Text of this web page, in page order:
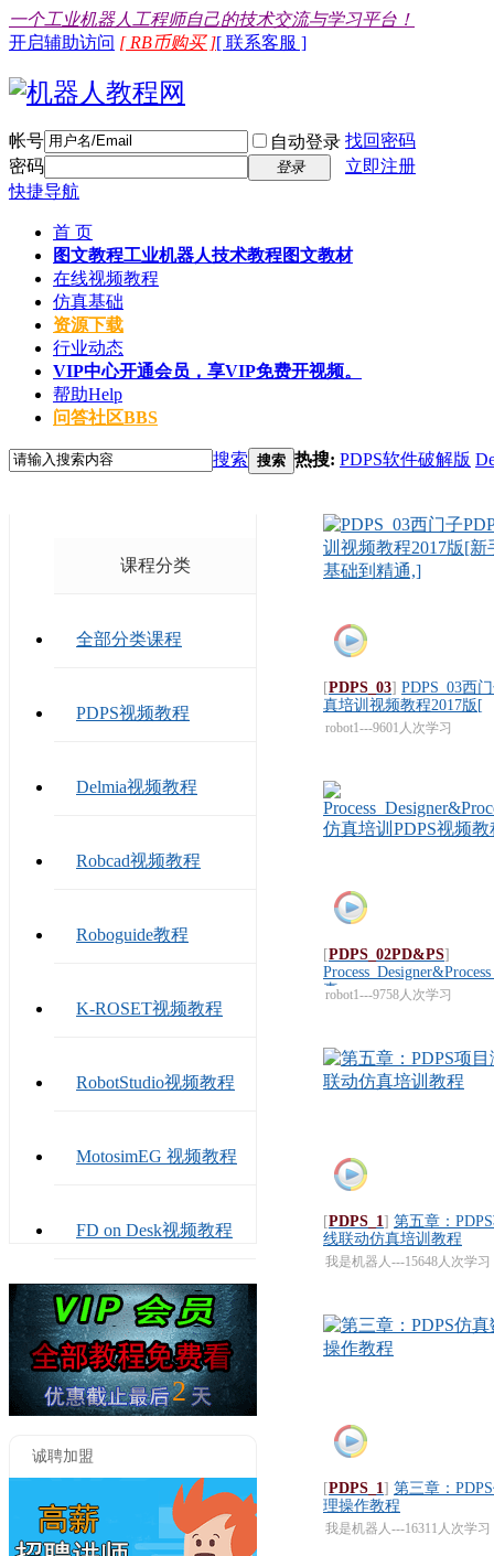
一个工业机器人工程师自己的技术交流与学习平台！
开启辅助访问 [ RB币购买 ][ 联系客服 ]
帐号 自动登录 找回密码
密码
登录
立即注册
快捷导航
首 页
图文教程工业机器人技术教程图文教材
在线视频教程
仿真基础
资源下载
行业动态
VIP中心开通会员，享VIP免费开视频。
帮助Help
问答社区BBS
搜索 搜索 热搜: PDPS软件破解版
课程分类
全部分类课程
PDPS视频教程
Delmia视频教程
Robcad视频教程
Roboguide教程
K-ROSET视频教程
RobotStudio视频教程
MotosimEG 视频教程
FD on Desk视频教程
KUKA SIM PRO视频教
程
更多视频教程>>>
2
诚聘加盟
[PDPS_03] PDPS_03西
真培训视频教程2017版[
robot1---9601人次学习
[PDPS_02PD&PS]
真
robot1---9758人次学习
[PDPS_1 ] 第五章：
线联动仿真培训教程
我是机器人---15648人次学习
[PDPS_1 ] 第三章：
理操作教程
我是机器人---16311人次学习